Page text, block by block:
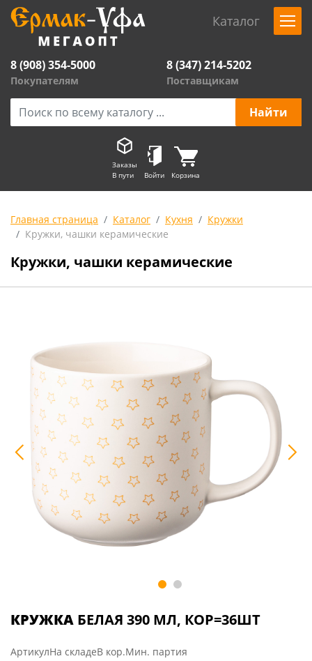
Каталог
8 (908) 354-5000
Покупателям
8 (347) 214-5202
Поставщикам
Заказы
В пути
Войти Корзина
Главная страница Каталог Кухня
Кружки
Кружки, чашки керамические
Кружки, чашки керамические
КРУЖКА БЕЛАЯ 390 МЛ, КОР=36ШТ
АртикулНа складеВ кор.Мин. партия